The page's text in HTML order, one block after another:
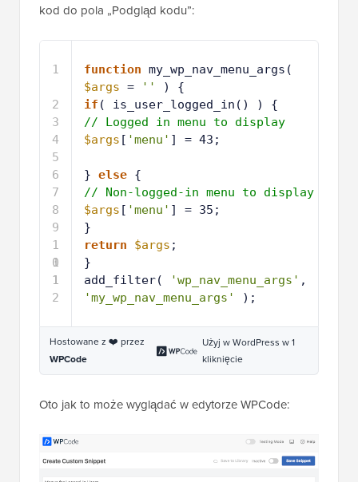
kod do pola „Podgląd kodu”:
1
2
3
4
5
6
7
8
9
1
0
1
1
1
2
function
$args = ''
) {
if ( is_user_logged_in() ) {
// Logged in menu to display
$args [ 'menu' ] = 43;
} else {
// Non-logged-in menu to display
$args [ 'menu' ] = 35;
}
return
$args ;
}
add_filter(
'wp_nav_menu_args'
'my_wp_nav_menu_args'
);
Hostowane z ❤️ przez
WPCode
Użyj w WordPress w 1
kliknięcie
Oto jak to może wyglądać w edytorze WPCode: